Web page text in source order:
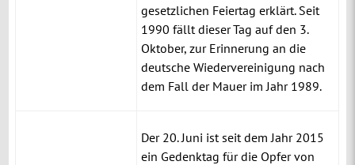
gesetzlichen Feiertag erklärt. Seit
1990 fällt dieser Tag auf den 3.
Oktober, zur Erinnerung an die
deutsche Wiedervereinigung nach
dem Fall der Mauer im Jahr 1989.
Der 20. Juni ist seit dem Jahr 2015
ein Gedenktag für die Opfer von